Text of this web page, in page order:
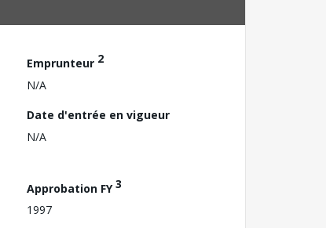
Emprunteur 2
N/A
Date d'entrée en vigueur
N/A
Approbation FY3
1997